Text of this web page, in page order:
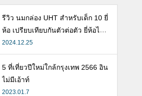
รีวิว นมกล่อง UHT สำหรับเด็ก 10 ยี่
ห้อ เปรียบเทียบกันตัวต่อตัว ยี่ห้อไห
นดี พร้อมแนะวิธีการเลือกนมกล่องใ
ห้ลูก
2024.12.25
5 ที่เที่ยวปีใหม่ใกล้กรุงเทพ 2566 อิน
ไม่มีเอ้าท์
2023.01.7